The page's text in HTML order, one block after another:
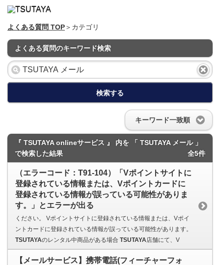
よくある質問 TOP＞カテゴリ
よくある質問のキーワード検索
検索する
キーワード一致順
『 TSUTAYA onlineサービス 』 内を 「 TSUTAYA メール 」
で検索した結果
全5件
（エラーコード：T91-104）「Vポイントサイトに
登録されている情報または、Vポイントカードに
登録されている情報が誤っている可能性がありま
す。」とエラーが出る
ください。 Vポイントサイトに登録されている情報または、Vポイ
ントカードに登録されている情報が誤っている可能性があります。
TSUTAYAのレンタル中商品がある場合 TSUTAYA店舗にて、V
【メールサービス】携帯電話(フィーチャーフォ